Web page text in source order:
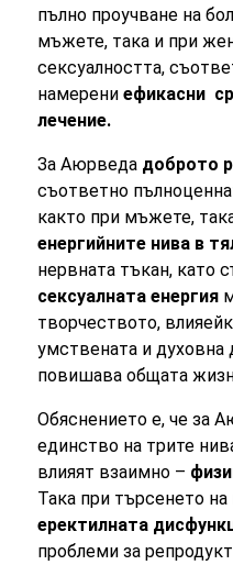
пълно проучване на
мъжете, така и при
сексуалността,
намерениефикасни
лечение.
За Аюрведа доброто
съответно
както при мъжете,
енергийните нива в
нервната тъкан, като
сексуалната енергия
творчеството,
умствената и духовна
повишава общата
Обяснението е, че за
единство на трите
влияят взаимно –
Така при търсенето на
еректилната
проблеми за